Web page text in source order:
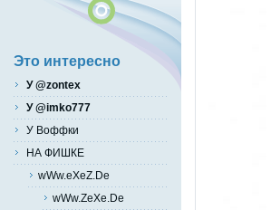
Это интересно
У @zontex
У @imko777
У Воффки
НА ФИШКЕ
wWw.eXeZ.De
wWw.ZeXe.De